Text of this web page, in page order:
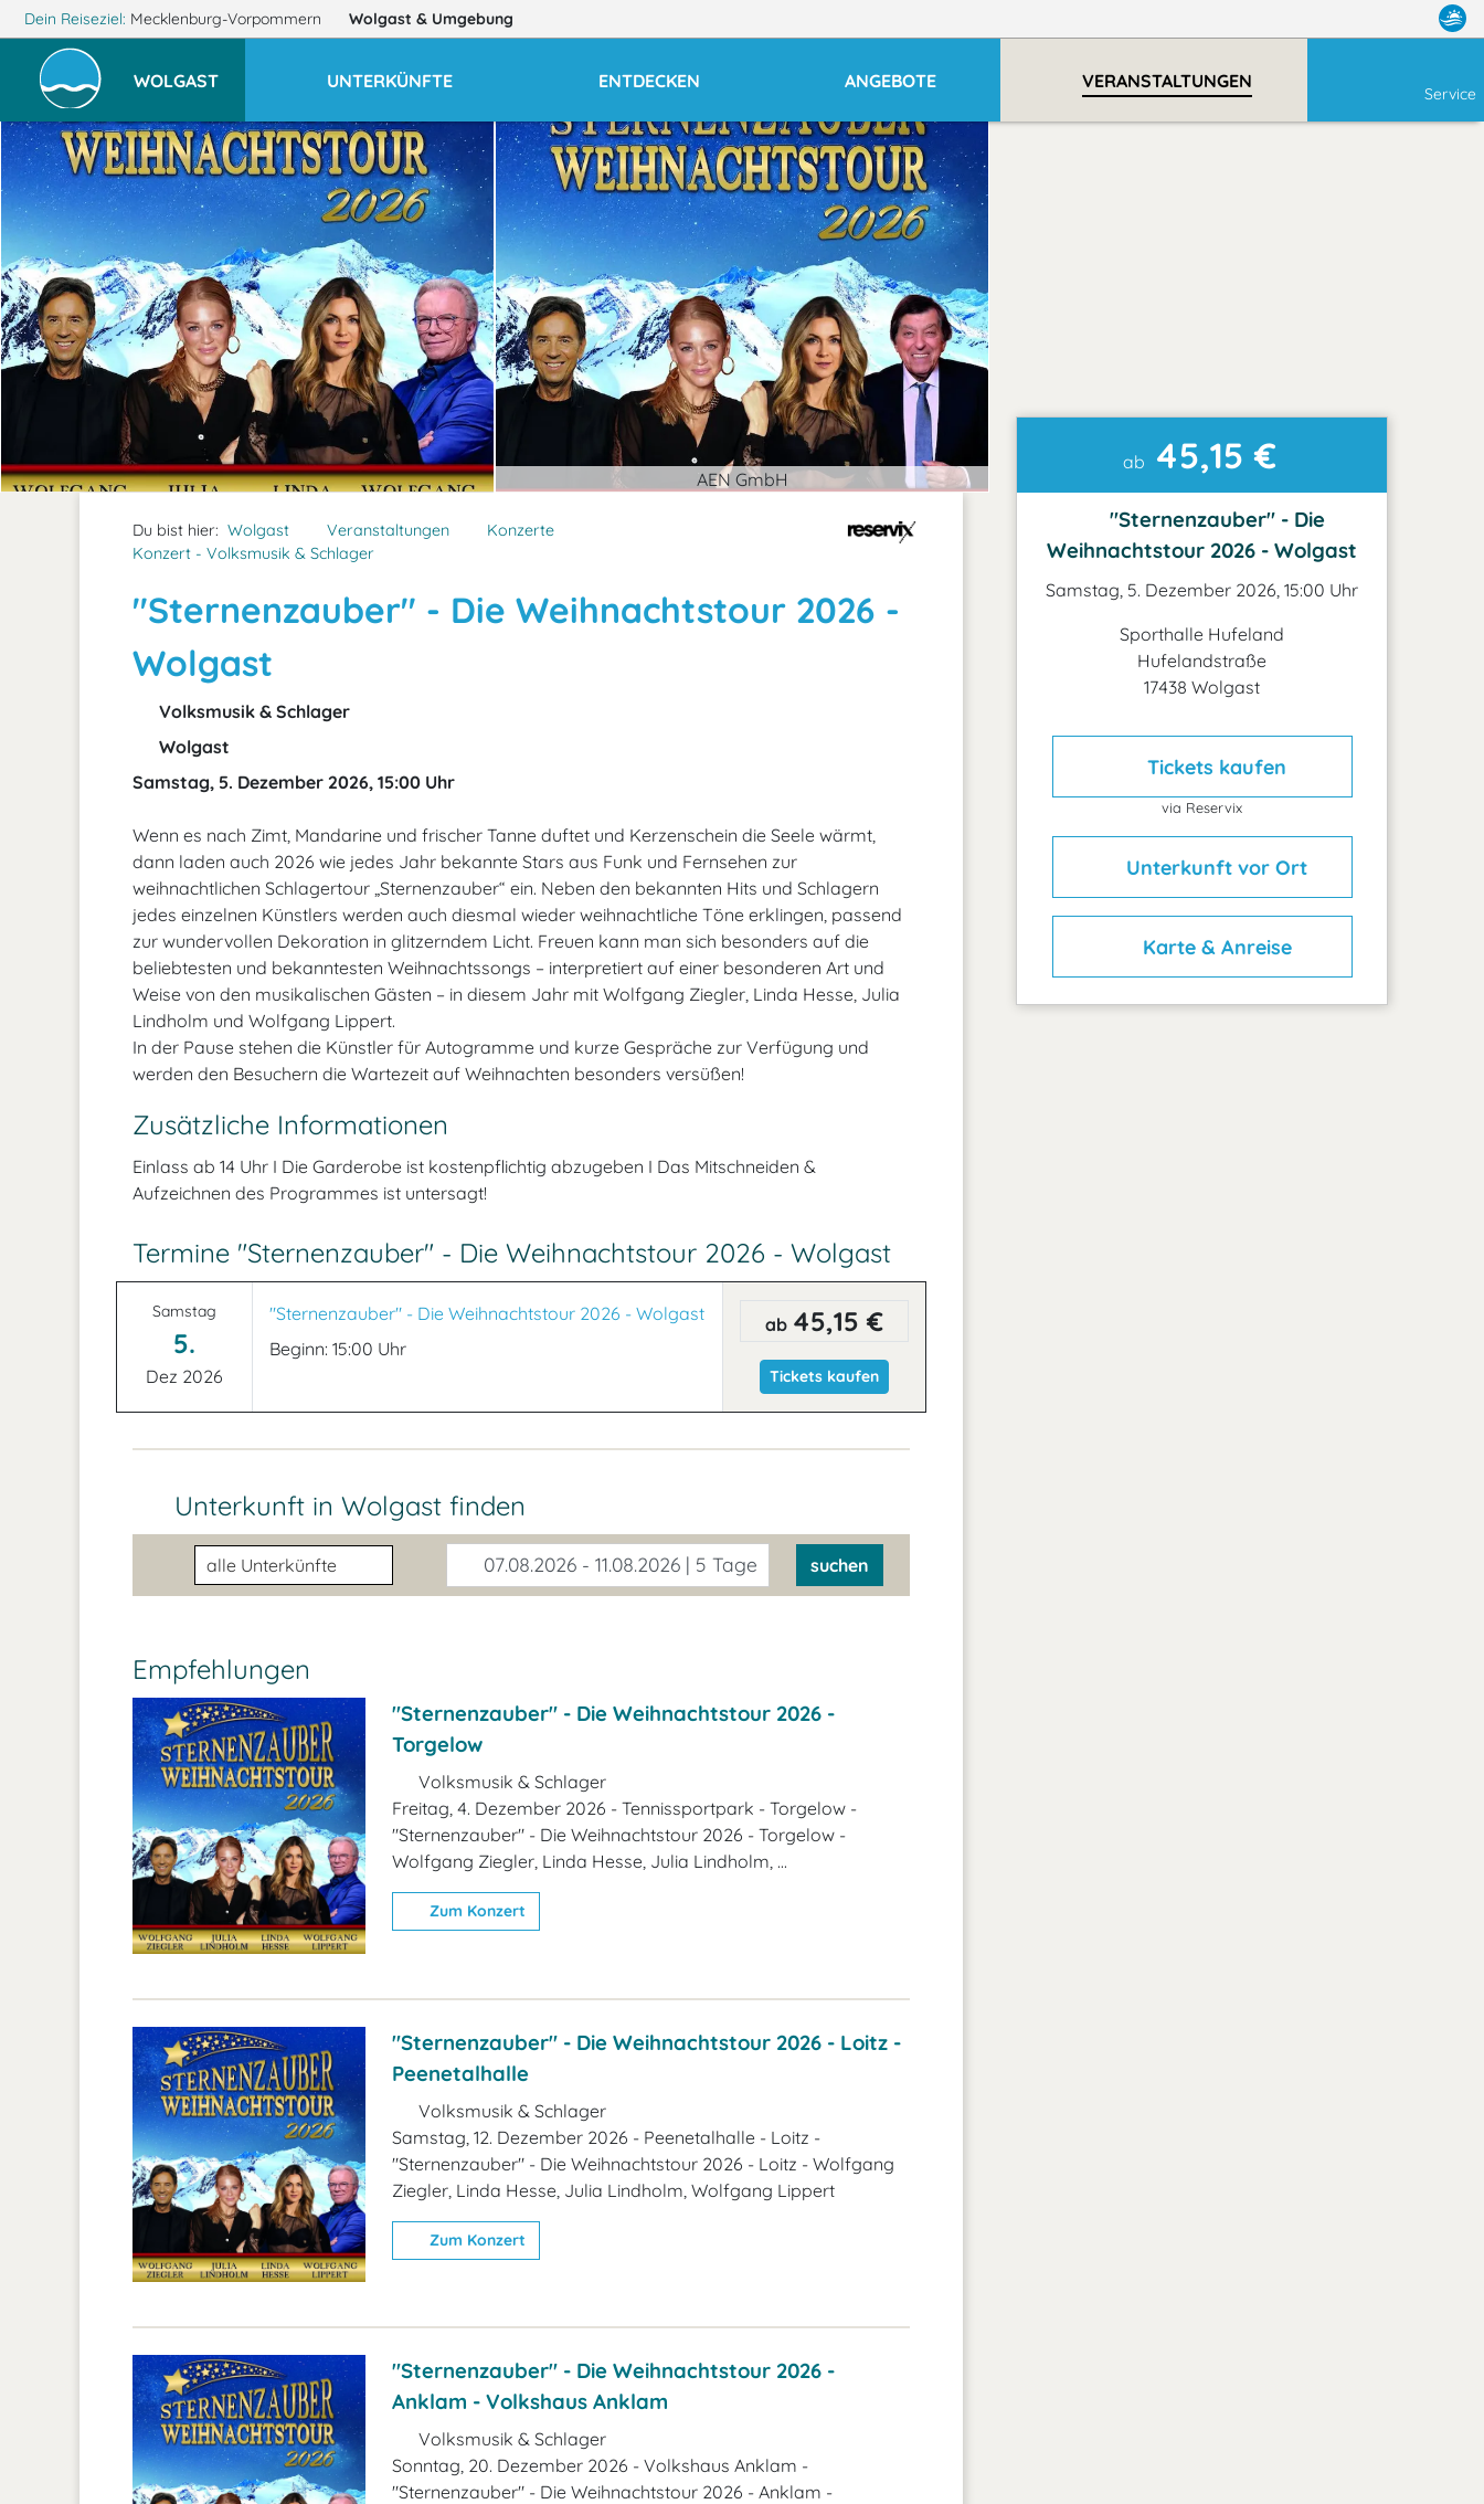
Dein Reiseziel: Mecklenburg-Vorpommern Wolgast & Umgebung
WOLGAST UNTERKÜNFTE ENTDECKEN ANGEBOTE VERANSTALTUNGEN
Service
AEN GmbH
Du bist hier: Wolgast Veranstaltungen
Konzerte
Konzert - Volksmusik & Schlager
"Sternenzauber" - Die Weihnachtstour 2026 -
Wolgast
Volksmusik & Schlager
Wolgast
Samstag, 5. Dezember 2026, 15:00 Uhr
Wenn es nach Zimt, Mandarine und frischer Tanne duftet und Kerzenschein die Seele wärmt,
dann laden auch 2026 wie jedes Jahr bekannte Stars aus Funk und Fernsehen zur
weihnachtlichen Schlagertour „Sternenzauber“ ein. Neben den bekannten Hits und Schlagern
jedes einzelnen Künstlers werden auch diesmal wieder weihnachtliche Töne erklingen, passend
zur wundervollen Dekoration in glitzerndem Licht. Freuen kann man sich besonders auf die
beliebtesten und bekanntesten Weihnachtssongs – interpretiert auf einer besonderen Art und
Weise von den musikalischen Gästen – in diesem Jahr mit Wolfgang Ziegler, Linda Hesse, Julia
Lindholm und Wolfgang Lippert.
In der Pause stehen die Künstler für Autogramme und kurze Gespräche zur Verfügung und
werden den Besuchern die Wartezeit auf Weihnachten besonders versüßen!
Zusätzliche Informationen
Einlass ab 14 Uhr I Die Garderobe ist kostenpflichtig abzugeben I Das Mitschneiden &
Aufzeichnen des Programmes ist untersagt!
Termine "Sternenzauber" - Die Weihnachtstour 2026 - Wolgast
Samstag
5.
Dez 2026
"Sternenzauber" - Die Weihnachtstour 2026 - Wolgast
Beginn: 15:00 Uhr
ab 45,15 €
Tickets kaufen
Unterkunft in Wolgast finden
Unterkunftsart 07.08.2026 - 11.08.2026 | 5 Tage suchen
Empfehlungen
"Sternenzauber" - Die Weihnachtstour 2026 -
Torgelow
Volksmusik & Schlager
Freitag, 4. Dezember 2026 - Tennissportpark - Torgelow -
"Sternenzauber" - Die Weihnachtstour 2026 - Torgelow -
Wolfgang Ziegler, Linda Hesse, Julia Lindholm, ...
Zum Konzert
"Sternenzauber" - Die Weihnachtstour 2026 - Loitz -
Peenetalhalle
Volksmusik & Schlager
Samstag, 12. Dezember 2026 - Peenetalhalle - Loitz -
"Sternenzauber" - Die Weihnachtstour 2026 - Loitz - Wolfgang
Ziegler, Linda Hesse, Julia Lindholm, Wolfgang Lippert
Zum Konzert
"Sternenzauber" - Die Weihnachtstour 2026 -
Anklam - Volkshaus Anklam
Volksmusik & Schlager
Sonntag, 20. Dezember 2026 - Volkshaus Anklam -
"Sternenzauber" - Die Weihnachtstour 2026 - Anklam -
ab 45,15 €
"Sternenzauber" - Die
Weihnachtstour 2026 - Wolgast
Samstag, 5. Dezember 2026, 15:00 Uhr
Sporthalle Hufeland
Hufelandstraße
17438 Wolgast
Tickets kaufen
via Reservix
Unterkunft vor Ort
Karte & Anreise